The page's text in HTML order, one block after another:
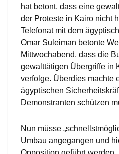
hat betont, dass eine
der Proteste in Kairo nicht
Telefonat mit dem
Omar Suleiman betonte
Mittwochabend, dass die
gewalttätigen Übergriffe in
verfolge. Überdies machte
ägyptischen
Demonstranten schützen
Nun müsse
Umbau angegangen und